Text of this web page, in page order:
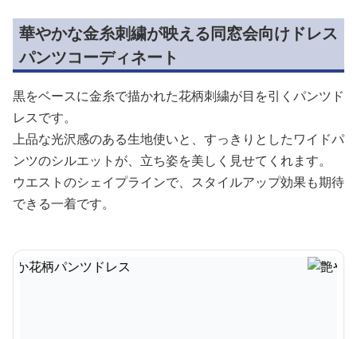
華やかな金糸刺繍が映える同窓会向けドレス
パンツコーディネート
黒をベースに金糸で描かれた花柄刺繍が目を引くパンツド
レスです。
上品な光沢感のある生地使いと、すっきりとしたワイドパ
ンツのシルエットが、立ち姿を美しく見せてくれます。
ウエストのシェイプラインで、スタイルアップ効果も期待
できる一着です。